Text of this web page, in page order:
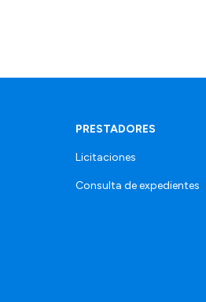
PRESTADORES
Licitaciones
Consulta de expedientes